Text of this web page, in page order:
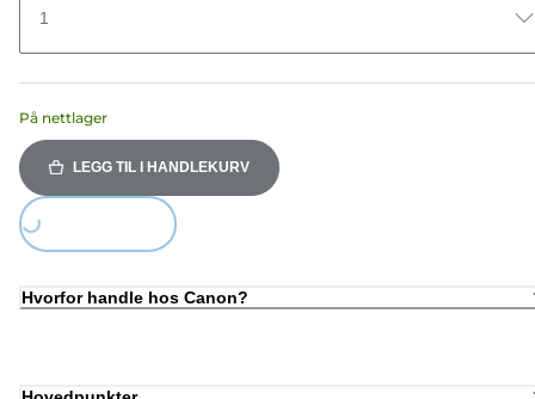
1
På nettlager
LEGG TIL I HANDLEKURV
Loading...
Hvorfor handle hos Canon?